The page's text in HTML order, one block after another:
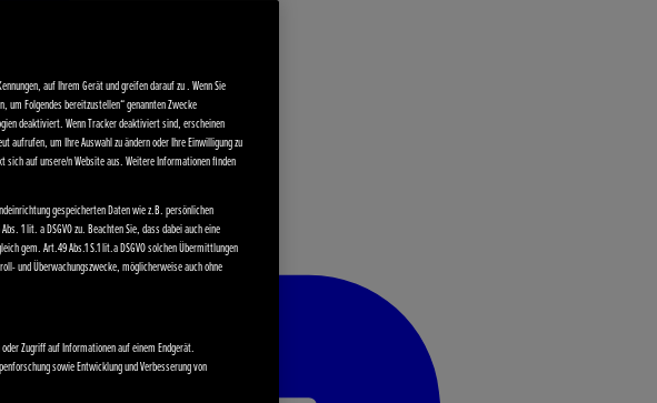
auf Ihrem Gerät und greifen darauf zu . Wenn Sie
um Folgendes bereitzustellen“ genannten Zwecke
deaktiviert. Wenn Tracker deaktiviert sind, erscheinen
aufrufen, um Ihre Auswahl zu ändern oder Ihre Einwilligung zu
sich auf unsere/n Website aus. Weitere Informationen finden
gespeicherten Daten wie z.B. persönlichen
1 lit. a DSGVO zu. Beachten Sie, dass dabei auch eine
gem. Art.49 Abs.1 S.1 lit.a DSGVO solchen Übermittlungen
und Überwachungszwecke, möglicherweise auch ohne
Zugriff auf Informationen auf einem Endgerät.
sowie Entwicklung und Verbesserung von